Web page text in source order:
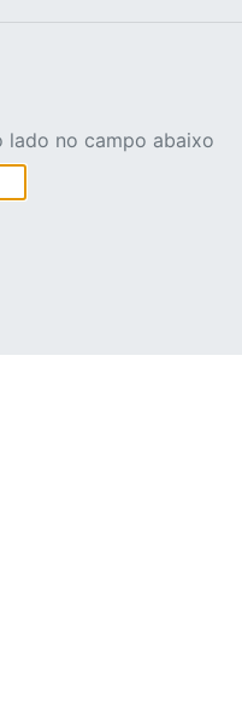
lado no campo abaixo